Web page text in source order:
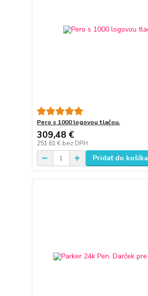
Pero s 1000 logovou tlačou.
309,48 €
251,61 € bez DPH
Pridať do košíka